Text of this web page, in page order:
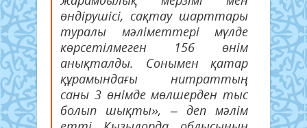
өндірушісі, сақтау шарттары
туралы мәліметтері мүлде
көрсетілмеген 156 өнім
анықталды. Сонымен қатар
құрамындағы нитраттың
саны 3 өнімде мөлшерден тыс
болып шықты», – деп мәлім